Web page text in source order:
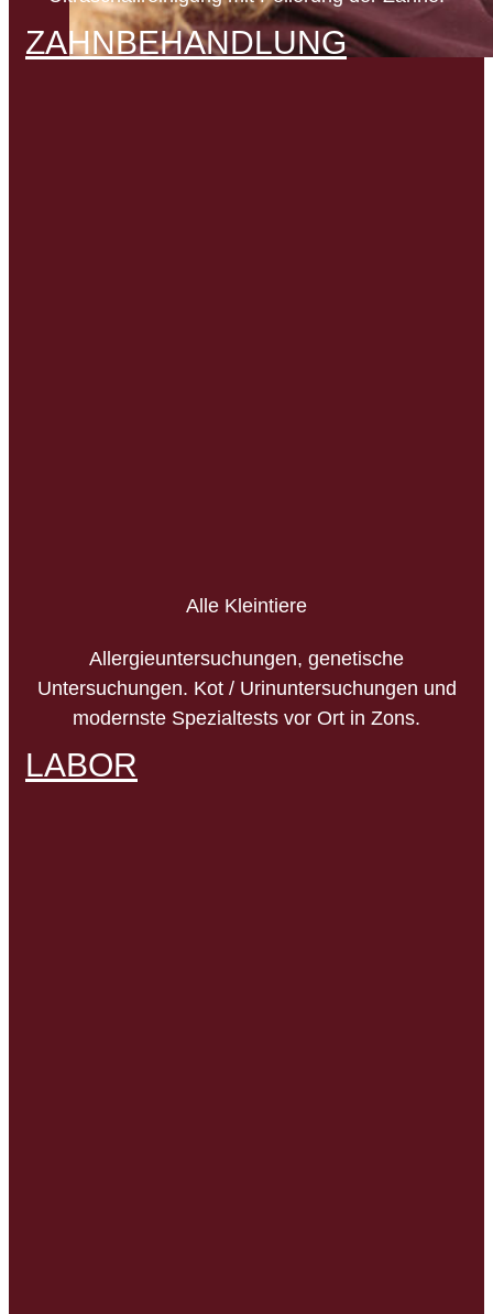
ZAHNBEHANDLUNG
Alle Kleintiere
Allergieuntersuchungen, genetische
Untersuchungen. Kot / Urinuntersuchungen und
modernste Spezialtests vor Ort in Zons.
LABOR